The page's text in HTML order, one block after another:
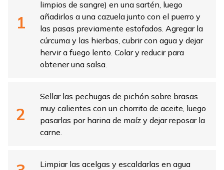
limpios de sangre) en una sartén, luego
añadirlos a una cazuela junto con el puerro y
las pasas previamente estofados. Agregar la
cúrcuma y las hierbas, cubrir con agua y dejar
hervir a fuego lento. Colar y reducir para
obtener una salsa.
Sellar las pechugas de pichón sobre brasas
muy calientes con un chorrito de aceite, luego
pasarlas por harina de maíz y dejar reposar la
carne.
Limpiar las acelgas y escaldarlas en agua